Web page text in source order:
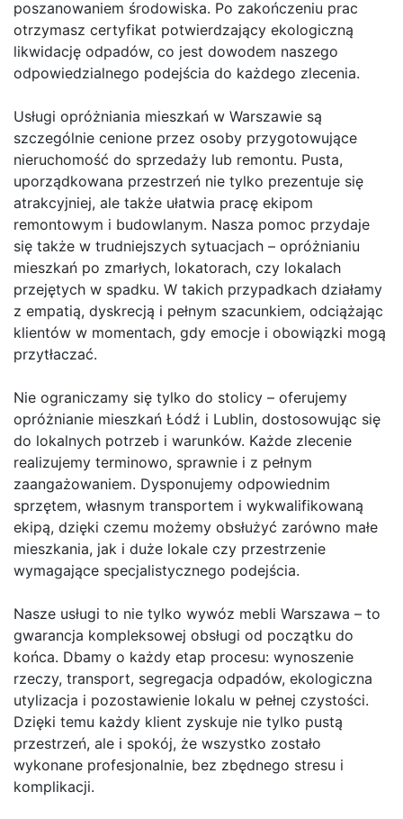
poszanowaniem środowiska. Po zakończeniu prac
otrzymasz certyfikat potwierdzający ekologiczną
likwidację odpadów, co jest dowodem naszego
odpowiedzialnego podejścia do każdego zlecenia.
Usługi opróżniania mieszkań w Warszawie są
szczególnie cenione przez osoby przygotowujące
nieruchomość do sprzedaży lub remontu. Pusta,
uporządkowana przestrzeń nie tylko prezentuje się
atrakcyjniej, ale także ułatwia pracę ekipom
remontowym i budowlanym. Nasza pomoc przydaje
się także w trudniejszych sytuacjach – opróżnianiu
mieszkań po zmarłych, lokatorach, czy lokalach
przejętych w spadku. W takich przypadkach działamy
z empatią, dyskrecją i pełnym szacunkiem, odciążając
klientów w momentach, gdy emocje i obowiązki mogą
przytłaczać.
Nie ograniczamy się tylko do stolicy – oferujemy
opróżnianie mieszkań Łódź i Lublin, dostosowując się
do lokalnych potrzeb i warunków. Każde zlecenie
realizujemy terminowo, sprawnie i z pełnym
zaangażowaniem. Dysponujemy odpowiednim
sprzętem, własnym transportem i wykwalifikowaną
ekipą, dzięki czemu możemy obsłużyć zarówno małe
mieszkania, jak i duże lokale czy przestrzenie
wymagające specjalistycznego podejścia.
Nasze usługi to nie tylko wywóz mebli Warszawa – to
gwarancja kompleksowej obsługi od początku do
końca. Dbamy o każdy etap procesu: wynoszenie
rzeczy, transport, segregacja odpadów, ekologiczna
utylizacja i pozostawienie lokalu w pełnej czystości.
Dzięki temu każdy klient zyskuje nie tylko pustą
przestrzeń, ale i spokój, że wszystko zostało
wykonane profesjonalnie, bez zbędnego stresu i
komplikacji.